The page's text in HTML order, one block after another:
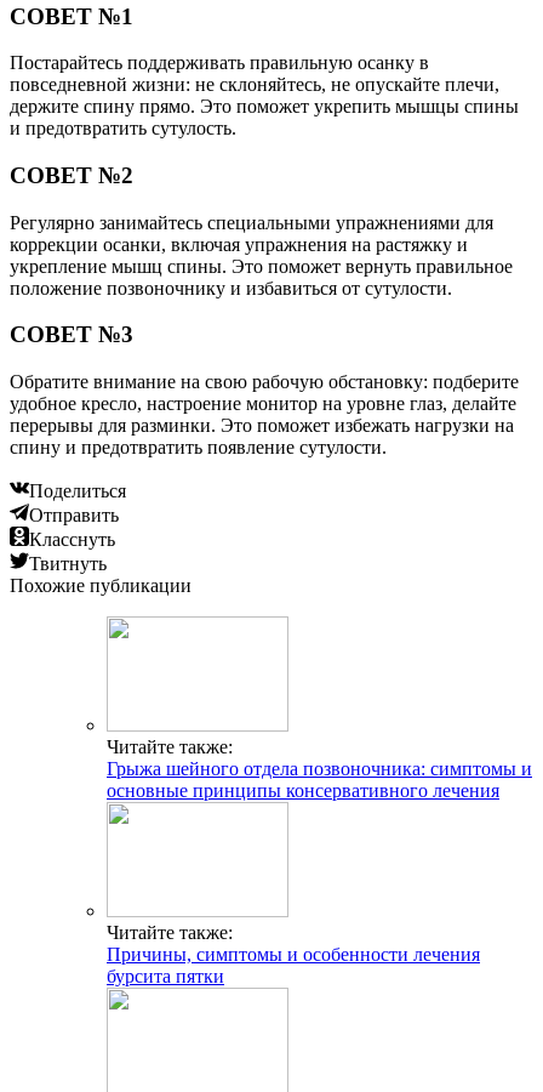
СОВЕТ №1
Постарайтесь поддерживать правильную осанку в
повседневной жизни: не склоняйтесь, не опускайте плечи,
держите спину прямо. Это поможет укрепить мышцы спины
и предотвратить сутулость.
СОВЕТ №2
Регулярно занимайтесь специальными упражнениями для
коррекции осанки, включая упражнения на растяжку и
укрепление мышц спины. Это поможет вернуть правильное
положение позвоночнику и избавиться от сутулости.
СОВЕТ №3
Обратите внимание на свою рабочую обстановку: подберите
удобное кресло, настроение монитор на уровне глаз, делайте
перерывы для разминки. Это поможет избежать нагрузки на
спину и предотвратить появление сутулости.
Поделиться
Отправить
Класснуть
Твитнуть
Похожие публикации
Читайте также:
Грыжа шейного отдела позвоночника: симптомы и
основные принципы консервативного лечения
Читайте также:
Причины, симптомы и особенности лечения
бурсита пятки